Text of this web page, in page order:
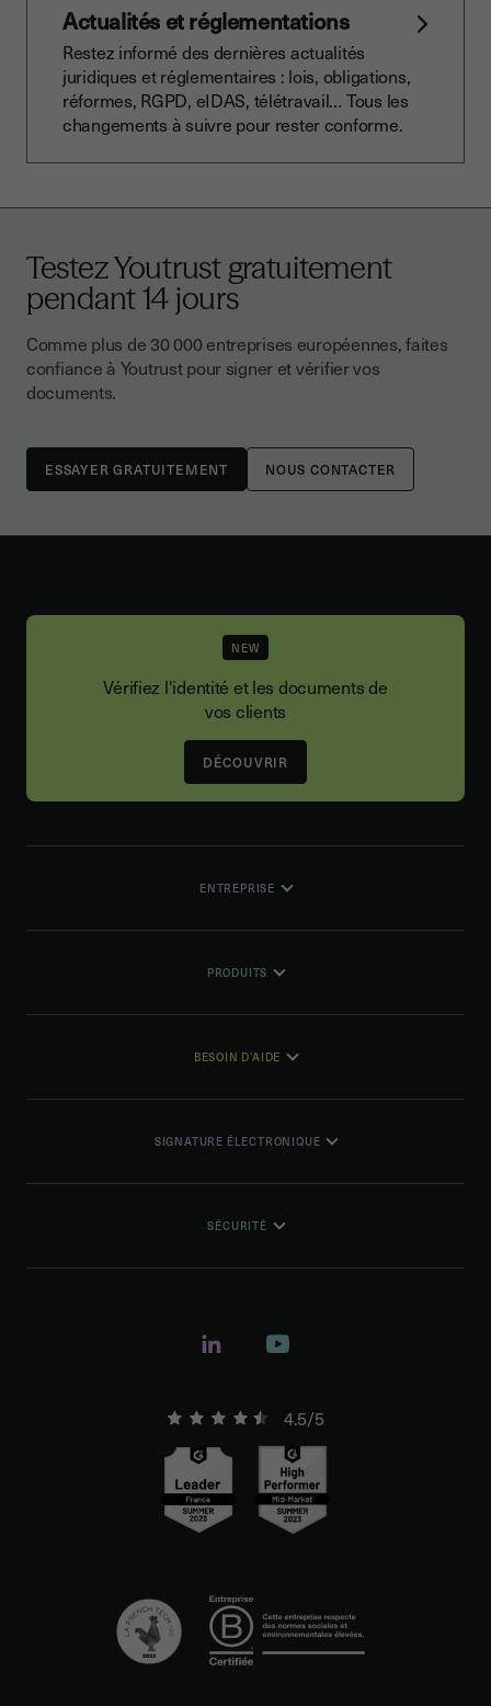
Actualités et réglementations
Restez informé des dernières actualités
juridiques et réglementaires : lois, obligations,
réformes, RGPD, eIDAS, télétravail… Tous les
changements à suivre pour rester conforme.
Testez Youtrust gratuitement
pendant 14 jours
Comme plus de 30 000 entreprises européennes, faites
confiance à Youtrust pour signer et vérifier vos
documents.
NOUS CONTACTER
NEW
Vérifiez l'identité et les documents de
vos clients
DÉCOUVRIR
ENTREPRISE
PRODUITS
BESOIN D'AIDE
SIGNATURE ÉLECTRONIQUE
SÉCURITÉ
4.5/5